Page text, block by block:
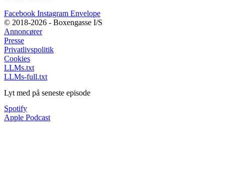
Facebook Instagram Envelope
© 2018-2026 - Boxengasse I/S
Annoncører
Presse
Privatlivspolitik
Cookies
LLMs.txt
LLMs-full.txt
Lyt med på seneste episode
Spotify
Apple Podcast